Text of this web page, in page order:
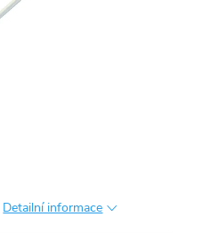
Detailní informace